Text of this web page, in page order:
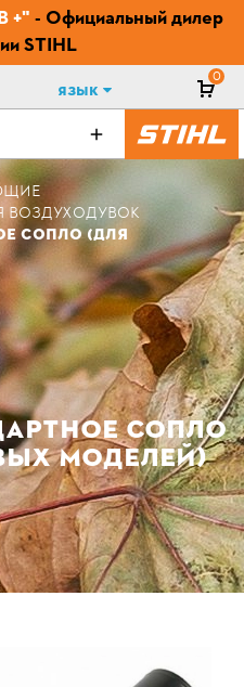
+" - Официальный дилер
STIHL
Язык
0
СОПЛО (ДЛЯ
СОПЛО
МОДЕЛЕЙ)